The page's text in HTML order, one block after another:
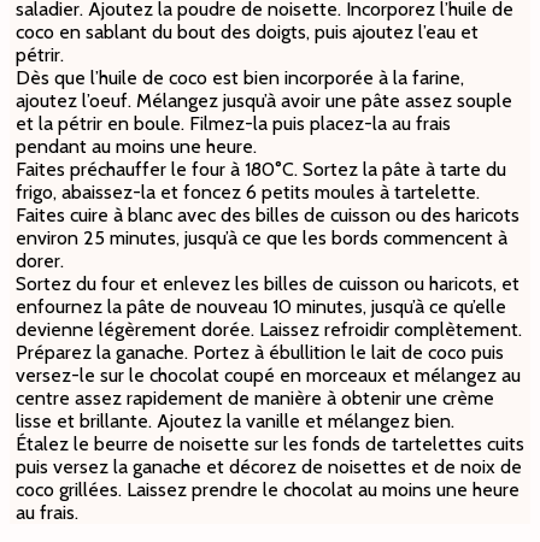
saladier. Ajoutez la poudre de noisette. Incorporez l’huile de
coco en sablant du bout des doigts, puis ajoutez l’eau et
pétrir.
Dès que l’huile de coco est bien incorporée à la farine,
ajoutez l’oeuf. Mélangez jusqu’à avoir une pâte assez souple
et la pétrir en boule. Filmez-la puis placez-la au frais
pendant au moins une heure.
Faites préchauffer le four à 180°C. Sortez la pâte à tarte du
frigo, abaissez-la et foncez 6 petits moules à tartelette.
Faites cuire à blanc avec des billes de cuisson ou des haricots
environ 25 minutes, jusqu’à ce que les bords commencent à
dorer.
Sortez du four et enlevez les billes de cuisson ou haricots, et
enfournez la pâte de nouveau 10 minutes, jusqu’à ce qu’elle
devienne légèrement dorée. Laissez refroidir complètement.
Préparez la ganache. Portez à ébullition le lait de coco puis
versez-le sur le chocolat coupé en morceaux et mélangez au
centre assez rapidement de manière à obtenir une crème
lisse et brillante. Ajoutez la vanille et mélangez bien.
Étalez le beurre de noisette sur les fonds de tartelettes cuits
puis versez la ganache et décorez de noisettes et de noix de
coco grillées. Laissez prendre le chocolat au moins une heure
au frais.